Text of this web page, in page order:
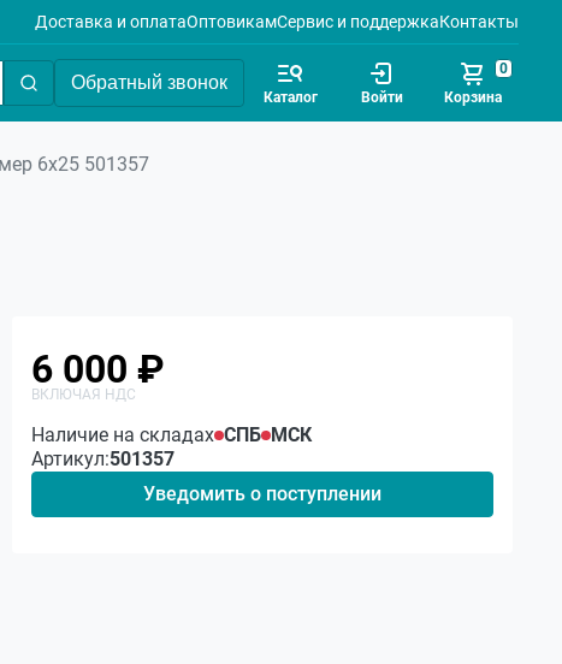
Доставка и оплатаОптовикамСервис и поддержкаКонтакты
Обратный звонок
Каталог Войти Корзина
0
6х25 501357
6 000 ₽
Наличие на складах СПБ МСК
Артикул:501357
Уведомить о поступлении